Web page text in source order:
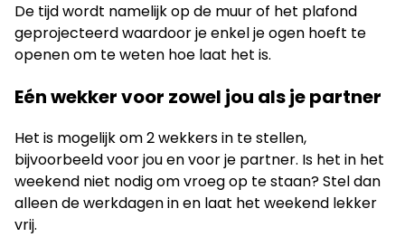
De tijd wordt namelijk op de muur of het plafond
geprojecteerd waardoor je enkel je ogen hoeft te
openen om te weten hoe laat het is.
Eén wekker voor zowel jou als je partner
Het is mogelijk om 2 wekkers in te stellen,
bijvoorbeeld voor jou en voor je partner. Is het in het
weekend niet nodig om vroeg op te staan? Stel dan
alleen de werkdagen in en laat het weekend lekker
vrij.